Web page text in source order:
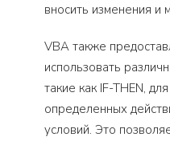
вносить изменения и
VBA также
использовать
такие как IF-THEN,
определенных
условий. Это